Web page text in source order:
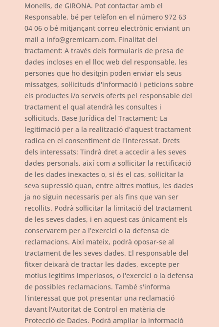
Monells, de GIRONA. Pot contactar amb el
Responsable, bé per telèfon en el número 972 63
04 06 o bé mitjançant correu electrònic enviant un
mail a info@gremicarn.com. Finalitat del
tractament: A través dels formularis de presa de
dades incloses en el lloc web del responsable, les
persones que ho desitgin poden enviar els seus
missatges, sol·licituds d'informació i peticions sobre
els productes i/o serveis oferts pel responsable del
tractament el qual atendrà les consultes i
sol·licituds. Base Jurídica del Tractament: La
legitimació per a la realització d'aquest tractament
radica en el consentiment de l'interessat. Drets
dels interessats: Tindrà dret a accedir a les seves
dades personals, així com a sol·licitar la rectificació
de les dades inexactes o, si és el cas, sol·licitar la
seva supressió quan, entre altres motius, les dades
ja no siguin necessaris per als fins que van ser
recollits. Podrà sol·licitar la limitació del tractament
de les seves dades, i en aquest cas únicament els
conservarem per a l'exercici o la defensa de
reclamacions. Així mateix, podrà oposar-se al
tractament de les seves dades. El responsable del
fitxer deixarà de tractar les dades, excepte per
motius legítims imperiosos, o l'exercici o la defensa
de possibles reclamacions. També s'informa
l'interessat que pot presentar una reclamació
davant l'Autoritat de Control en matèria de
Protecció de Dades. Podrà ampliar la informació